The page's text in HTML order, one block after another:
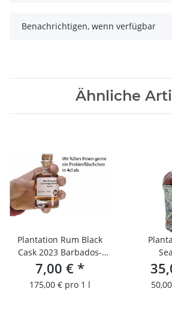
Benachrichtigen, wenn verfügbar
Ähnliche
Plantation Rum Black
Cask 2023 Barbados-
Venezuela/4cl
Probierfläschchen
7,00 € *
175,00 € pro 1 l